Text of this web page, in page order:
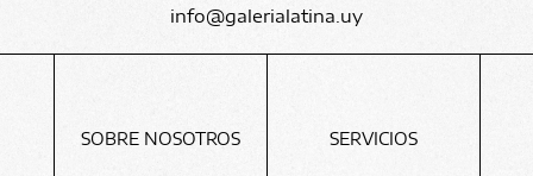
info@galerialatina.uy
SOBRE NOSOTROS SERVICIOS